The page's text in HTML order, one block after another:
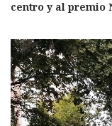
centro y al premio